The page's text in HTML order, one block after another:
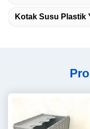
Kotak Susu Plastik